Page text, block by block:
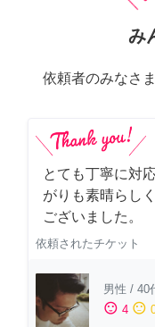
み
依頼者のみなさ
とても丁寧に対
がりも素晴らし
ございました。
依頼されたチケット
男性 / 40
sentiment_satisfied 4 sentiment_neutral